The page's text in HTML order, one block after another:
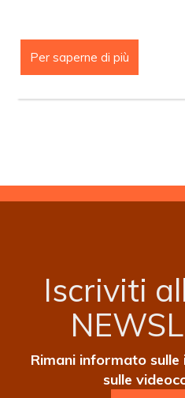
Per saperne di più
DEL
Iscriviti
Rimani informato sulle
sulle